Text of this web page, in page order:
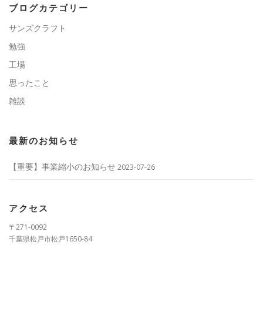
ブログカテゴリー
サンズクラフト
勉強
工場
思ったこと
雑談
最新のお知らせ
【重要】事業縮小のお知らせ2023-07-26
アクセス
〒271-0092
千葉県松戸市松戸1650-84